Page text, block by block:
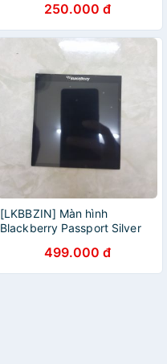
250.000 đ
[LKBBZIN] Màn hình
Blackberry Passport Silver
499.000 đ